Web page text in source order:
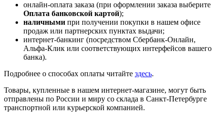
онлайн-оплата заказа (при оформлении заказа выберите
Оплата банковской картой);
наличными при получении покупки в нашем офисе
продаж или партнерских пунктах выдачи;
интернет-банкинг (посредством Сбербанк-Онлайн,
Альфа-Клик или соответствующих интерфейсов вашего
банка).
Подробнее о способах оплаты читайте здесь.
Товары, купленные в нашем интернет-магазине, могут быть
отправлены по России и миру со склада в Санкт-Петербурге
транспортной или курьерской компанией.